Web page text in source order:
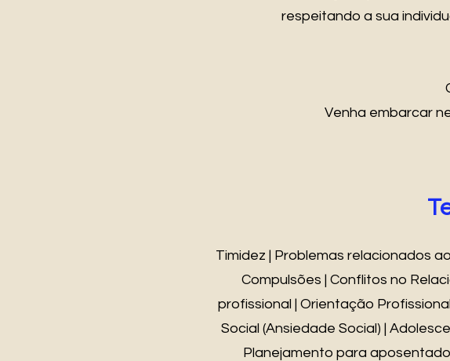
respeitando a sua
Venha embarcar
Timidez | Problemas relacionados
Compulsões | Conflitos no
profissional | Orientação
Social (Ansiedade Social) |
Planejamento para